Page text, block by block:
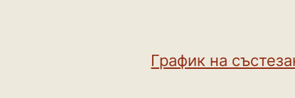
График на